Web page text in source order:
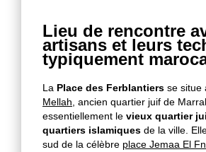
Lieu de rencontre
artisans et leurs
typiquement
La Place des Ferblantiers se situe
Mellah , ancien quartier juif de
essentiellement le vieux quartier
quartiers islamiques de la ville.
sud de la célèbre place Jemaa El